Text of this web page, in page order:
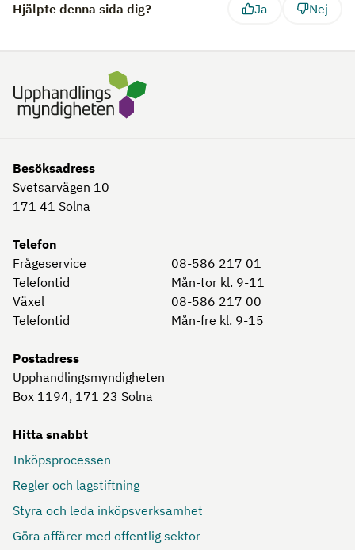
Hjälpte denna sida dig? Ja Nej
Besöksadress
Svetsarvägen 10
171 41 Solna
Telefon
Frågeservice
08-586 217 01
Telefontid
Mån-tor kl. 9-11
Växel
08-586 217 00
Telefontid
Mån-fre kl. 9-15
Postadress
Upphandlingsmyndigheten
Box 1194, 171 23 Solna
Hitta snabbt
Inköpsprocessen
Regler och lagstiftning
Styra och leda inköpsverksamhet
Göra affärer med offentlig sektor